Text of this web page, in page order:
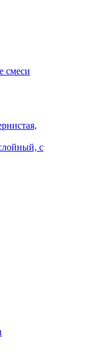
смеси
с